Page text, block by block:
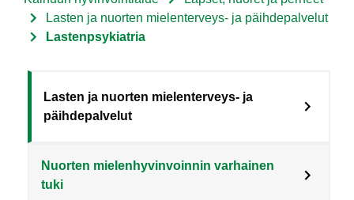
Murupolku
Lasten ja nuorten mielenterveys- ja päihdepalvelut
Lastenpsykiatria
Sote
Menu
Asiakkaille
level
Lasten ja nuorten mielenterveys- ja
päihdepalvelut
Nuorten mielenhyvinvoinnin varhainen
tuki